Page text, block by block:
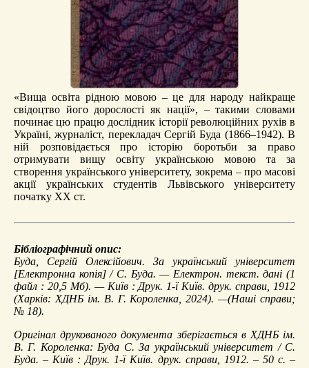
«Вища освіта рідною мовою – це для народу найкраще
свідоцтво його дорослості як нації», – такими словами
починає цю працю дослідник історії революційних рухів в
Україні, журналіст, перекладач Сергій Буда (1866–1942). В
ній розповідається про історію боротьби за право
отримувати вищу освіту українською мовою та за
створення українського університету, зокрема – про масові
акції українських студентів Львівського університету
початку ХХ ст.
Бібліографічний опис:
Буда, Сергій Олексійович. За український університет
[Електронна копія] / С. Буда. — Електрон. текст. дані (1
файл : 20,5 Мб). — Київ : Друк. 1-ї Київ. друк. справи, 1912
(Харків: ХДНБ ім. В. Г. Короленка, 2024). —(Наші справи;
№ 18).
Оригінал друкованого документа зберігається в ХДНБ ім.
В. Г. Короленка: Буда С. За український університет / С.
Буда. – Київ : Друк. 1-ї Київ. друк. справи, 1912. – 50 с. –